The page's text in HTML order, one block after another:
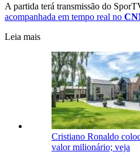
A partida terá transmissão do
acompanhada em tempo real no
Leia mais
Cristiano Ronaldo
valor milionário; veja